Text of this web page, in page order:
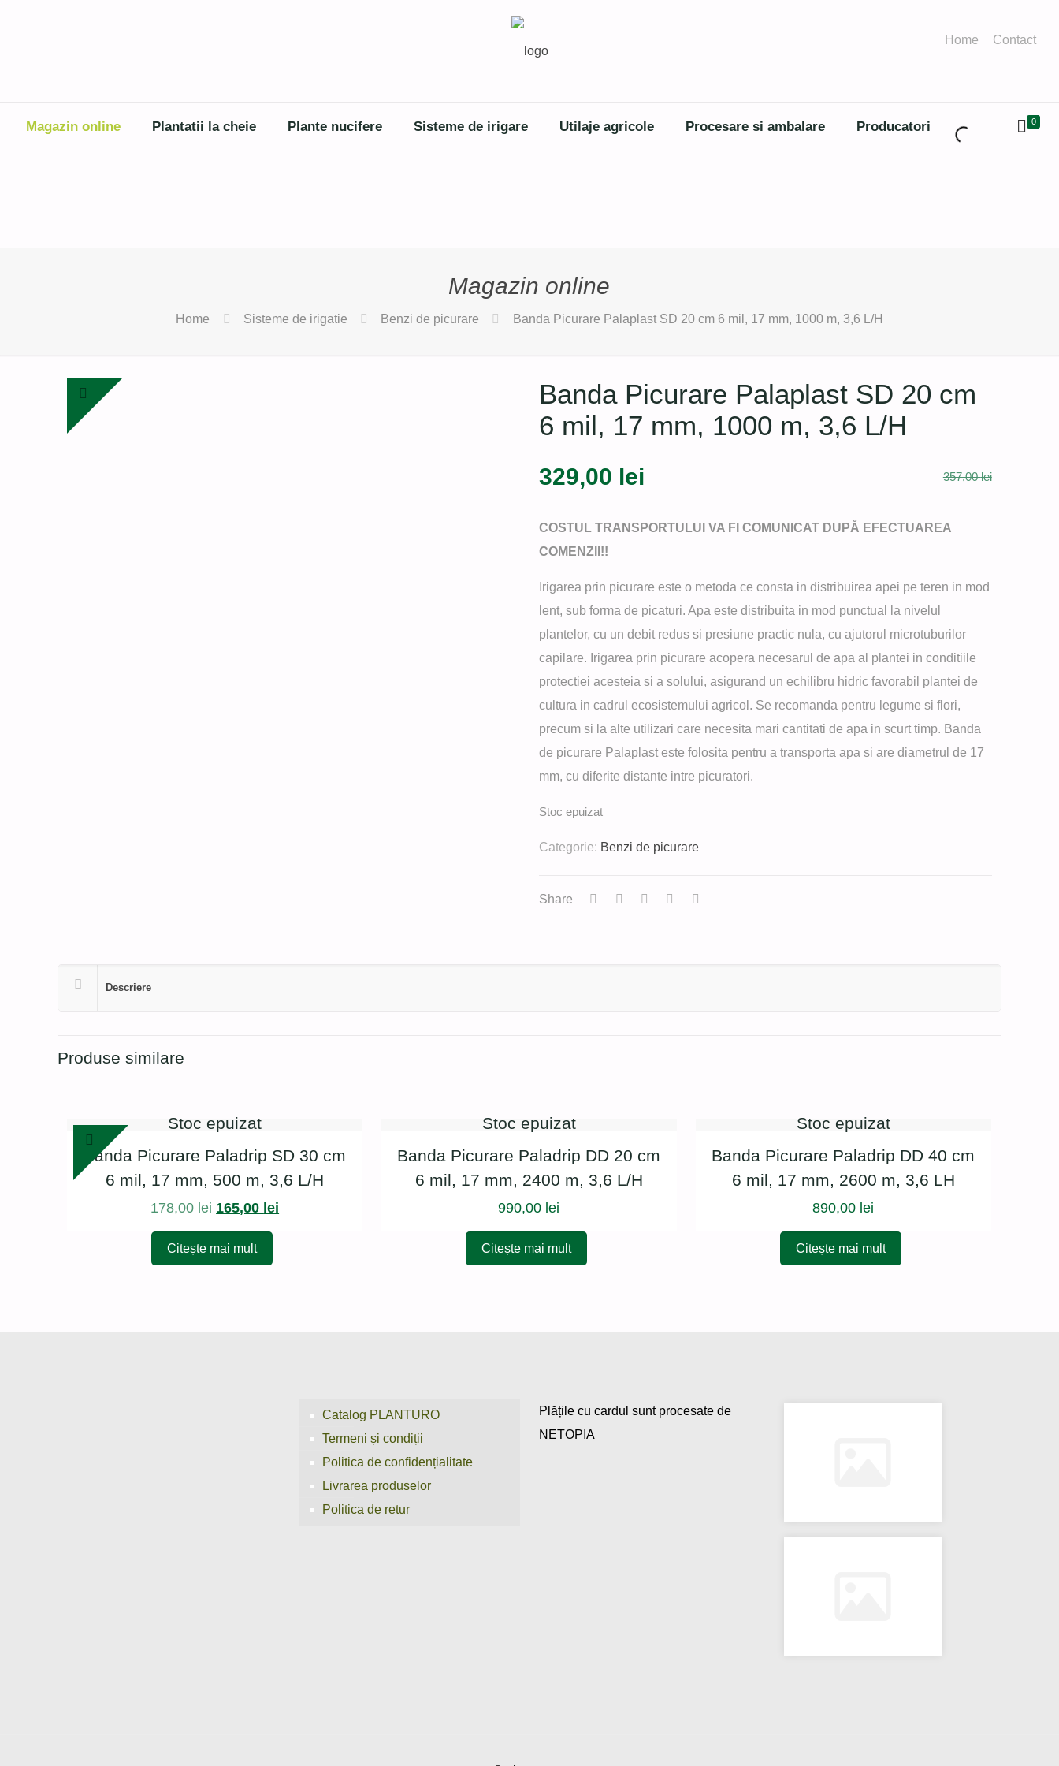
Magazin online Plantatii la cheie Plante nucifere Sisteme de irigare Utilaje agricole Procesare si ambalare Producatori
Home Contact
0
Magazin online
Home Sisteme de irigatie Benzi de picurare Banda Picurare Palaplast SD 20 cm 6 mil, 17 mm, 1000 m, 3,6 L/H
Banda Picurare Palaplast SD 20 cm
6 mil, 17 mm, 1000 m, 3,6 L/H
357,00lei
Prețul
a
fost:
329,00 leiPrețul
este:
COSTUL TRANSPORTULUI VA FI COMUNICAT DUPĂ EFECTUAREA
COMENZII!!
Irigarea prin picurare este o metoda ce consta in distribuirea apei pe teren in mod
lent, sub forma de picaturi. Apa este distribuita in mod punctual la nivelul
plantelor, cu un debit redus si presiune practic nula, cu ajutorul microtuburilor
capilare. Irigarea prin picurare acopera necesarul de apa al plantei in conditiile
protectiei acesteia si a solului, asigurand un echilibru hidric favorabil plantei de
cultura in cadrul ecosistemului agricol. Se recomanda pentru legume si flori,
precum si la alte utilizari care necesita mari cantitati de apa in scurt timp. Banda
de picurare Palaplast este folosita pentru a transporta apa si are diametrul de 17
mm, cu diferite distante intre picuratori.
Stoc epuizat
Categorie: Benzi de picurare
Share
Descriere
Produse similare
Stoc epuizat
Banda Picurare Paladrip SD 30 cm
6 mil, 17 mm, 500 m, 3,6 L/H
178,00lei Prețul
inițial
a
165,00 lei
Citește mai mult
Stoc epuizat
Banda Picurare Paladrip DD 20 cm
6 mil, 17 mm, 2400 m, 3,6 L/H
990,00 lei
Citește mai mult
Stoc epuizat
Banda Picurare Paladrip DD 40 cm
6 mil, 17 mm, 2600 m, 3,6 LH
890,00 lei
Citește mai mult
Catalog PLANTURO
Termeni și condiții
Politica de confidențialitate
Livrarea produselor
Politica de retur
Plățile cu cardul sunt procesate de
NETOPIA